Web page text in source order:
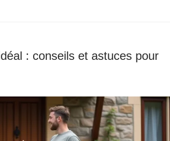
: conseils et astuces pour